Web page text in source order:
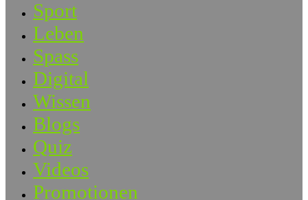
Sport
Leben
Spass
Digital
Wissen
Blogs
Quiz
Videos
Promotionen